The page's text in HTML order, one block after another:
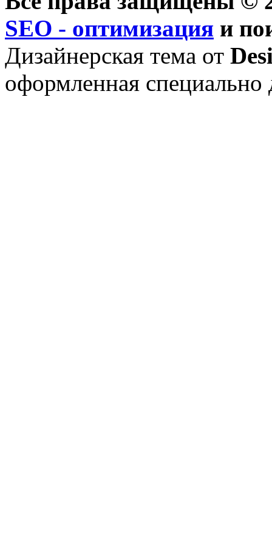
SEO - оптимизация и
Дизайнерская тема от
оформленная